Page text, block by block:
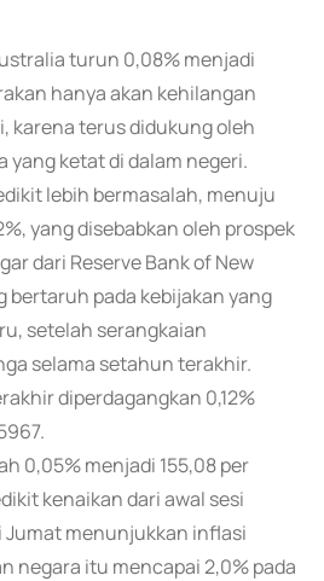
turun 0,08% menjadi
hanya akan kehilangan
karena terus didukung oleh
yang ketat di dalam negeri.
lebih bermasalah, menuju
yang disebabkan oleh prospek
dari Reserve Bank of New
bertaruh pada kebijakan yang
setelah serangkaian
selama setahun terakhir.
diperdagangkan 0,12%
0,05% menjadi 155,08 per
kenaikan dari awal sesi
Jumat menunjukkan inflasi
negara itu mencapai 2,0% pada